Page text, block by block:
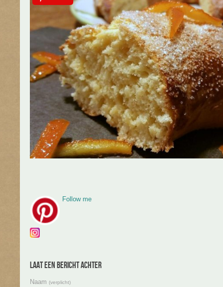
Follow me
Laat een bericht achter
Naam (verplicht)